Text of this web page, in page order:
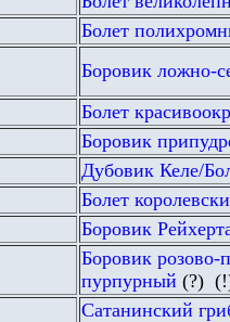
Болет
Боровик ложно-
Болет
Боровик
Дубовик Келе/
Болет
Боровик
Боровик розово-
пурпурный (?)
Сатанинский